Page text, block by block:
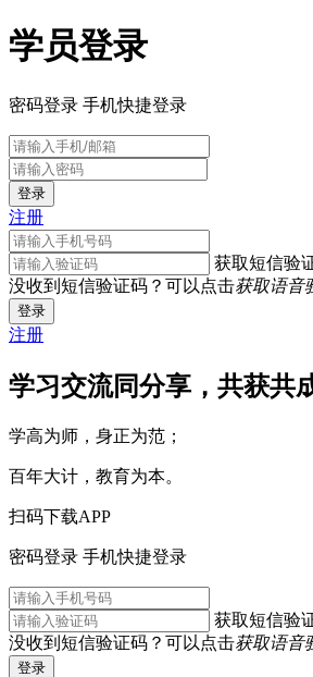
学员登录
密码登录 手机快捷登录
登录
注册
获取短信验
没收到短信验证码？可以点击获取语音
登录
注册
学习交流同分享，共获共
学高为师，身正为范；
百年大计，教育为本。
扫码下载APP
密码登录 手机快捷登录
获取短信验
没收到短信验证码？可以点击获取语音
登录